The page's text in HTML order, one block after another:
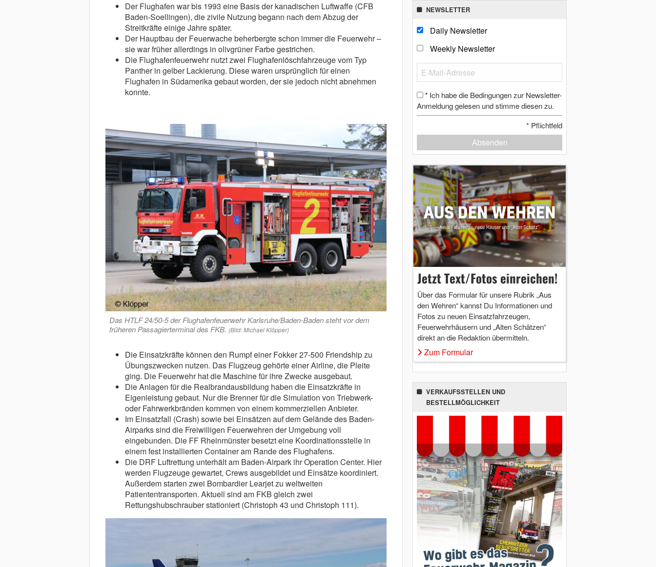
Der Flughafen war bis 1993 eine Basis der kanadischen Luftwaffe (CFB
Baden-Soellingen), die zivile Nutzung begann nach dem Abzug der
Streitkräfte einige Jahre später.
Der Hauptbau der Feuerwache beherbergte schon immer die Feuerwehr –
sie war früher allerdings in olivgrüner Farbe gestrichen.
Die Flughafenfeuerwehr nutzt zwei Flughafenlöschfahrzeuge vom Typ
Panther in gelber Lackierung. Diese waren ursprünglich für einen
Flughafen in Südamerika gebaut worden, der sie jedoch nicht abnehmen
konnte.
Das HTLF 24/50-5 der Flughafenfeuerwehr Karlsruhe/Baden-Baden steht vor dem
früheren Passagierterminal des FKB. (Bild: Michael Klöpper)
Die Einsatzkräfte können den Rumpf einer Fokker 27-500 Friendship zu
Übungszwecken nutzen. Das Flugzeug gehörte einer Airline, die Pleite
ging. Die Feuerwehr hat die Maschine für ihre Zwecke ausgebaut.
Die Anlagen für die Realbrandausbildung haben die Einsatzkräfte in
Eigenleistung gebaut. Nur die Brenner für die Simulation von Triebwerk-
oder Fahrwerkbränden kommen von einem kommerziellen Anbieter.
Im Einsatzfall (Crash) sowie bei Einsätzen auf dem Gelände des Baden-
Airparks sind die Freiwilligen Feuerwehren der Umgebung voll
eingebunden. Die FF Rheinmünster besetzt eine Koordinationsstelle in
einem fest installierten Container am Rande des Flughafens.
Die DRF Luftrettung unterhält am Baden-Airpark ihr Operation Center. Hier
werden Flugzeuge gewartet, Crews ausgebildet und Einsätze koordiniert.
Außerdem starten zwei Bombardier Learjet zu weltweiten
Patiententransporten. Aktuell sind am FKB gleich zwei
Rettungshubschrauber stationiert (Christoph 43 und Christoph 111).
NEWSLETTER
Daily Newsletter
Weekly Newsletter
* Ich habe die Bedingungen zur Newsletter-
Anmeldung gelesen und stimme diesen zu.
* Pflichtfeld
Absenden
Jetzt Text/Fotos einreichen!
Über das Formular für unsere Rubrik „Aus
den Wehren“ kannst Du Informationen und
Fotos zu neuen Einsatzfahrzeugen,
Feuerwehrhäusern und „Alten Schätzen“
direkt an die Redaktion übermitteln.
Zum Formular
VERKAUFSSTELLEN UND
BESTELLMÖGLICHKEIT